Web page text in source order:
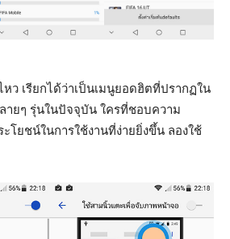
หว เรียกได้ว่าเป็นเมนูยอดฮิตที่ปรากฏใน
ายๆ รุ่นในปัจจุบัน ใครที่ชอบความ
โยชน์ในการใช้งานที่ง่ายยิ่งขึ้น ลองใช้